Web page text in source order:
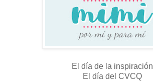
El día de la inspiración
El día del CVCQ